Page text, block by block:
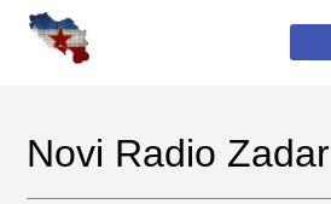
Novi Radio Zadar